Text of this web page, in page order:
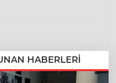
HABERLERİ